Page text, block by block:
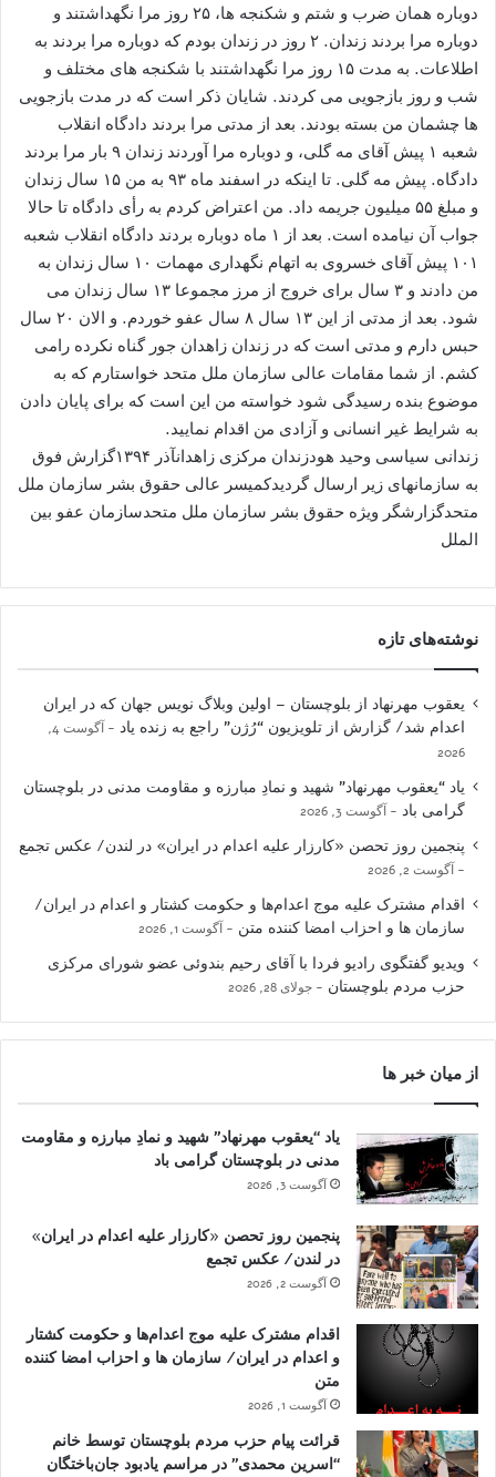
دوباره همان ضرب و شتم و شکنجه ها، ۲۵ روز مرا نگهداشتند و
دوباره مرا بردند زندان. ۲ روز در زندان بودم که دوباره مرا بردند به
اطلاعات. به مدت ۱۵ روز مرا نگهداشتند با شکنجه های مختلف و
شب و روز بازجویی می کردند. شایان ذکر است که در مدت بازجویی
ها چشمان من بسته بودند. بعد از مدتی مرا بردند دادگاه انقلاب
شعبه ۱ پیش آقای مه گلی، و دوباره مرا آوردند زندان ۹ بار مرا بردند
دادگاه. پیش مه گلی. تا اینکه در اسفند ماه ۹۳ به من ۱۵ سال زندان
و مبلغ ۵۵ میلیون جریمه داد. من اعتراض کردم به رأی دادگاه تا حالا
جواب آن نیامده است. بعد از ۱ ماه دوباره بردند دادگاه انقلاب شعبه
۱۰۱ پیش آقای خسروی به اتهام نگهداری مهمات ۱۰ سال زندان به
من دادند و ۳ سال برای خروج از مرز مجموعا ۱۳ سال زندان می
شود. بعد از مدتی از این ۱۳ سال ۸ سال عفو خوردم. و الان ۲۰ سال
حبس دارم و مدتی است که در زندان زاهدان جور گناه نکرده رامی
کشم. از شما مقامات عالی سازمان ملل متحد خواستارم که به
موضوع بنده رسیدگی شود خواسته من این است که برای پایان دادن
به شرایط غیر انسانی و آزادی من اقدام نمایید.
زندانی سیاسی وحید هودزندان مرکزی زاهدانآذر ۱۳۹۴گزارش فوق
به سازمانهای زیر ارسال گردیدکمیسر عالی حقوق بشر سازمان ملل
متحدگزارشگر ویژه حقوق بشر سازمان ملل متحدسازمان عفو بین
الملل
نوشته‌های تازه
یعقوب مهرنهاد از بلوچستان – اولین وبلاگ نویس جهان که در ایران
اعدام شد/ گزارش از تلویزیون “رُژن” راجع به زنده یاد
آگوست 4,
2026
یاد “یعقوب مهرنهاد” شهید و نمادِ مبارزه و مقاومت مدنی در بلوچستان
گرامی باد
آگوست 3, 2026
پنجمین روز تحصن «کارزار علیه اعدام در ایران» در لندن/ عکس تجمع
آگوست 2, 2026
اقدام مشترک علیه موج اعدام‌ها و حکومت کشتار و اعدام در ایران/
سازمان ها و احزاب امضا کننده متن
آگوست 1, 2026
ویدیو گفتگوی رادیو فردا با آقای رحیم بندوئی عضو شورای مرکزی
حزب مردم بلوچستان
جولای 28, 2026
از میان خبر ها
یاد “یعقوب مهرنهاد” شهید و نمادِ مبارزه و مقاومت
مدنی در بلوچستان گرامی باد
آگوست 3, 2026
پنجمین روز تحصن «کارزار علیه اعدام در ایران»
در لندن/ عکس تجمع
آگوست 2, 2026
اقدام مشترک علیه موج اعدام‌ها و حکومت کشتار
و اعدام در ایران/ سازمان ها و احزاب امضا کننده
متن
آگوست 1, 2026
قرائت پیام حزب مردم بلوچستان توسط خانم
“اسرین محمدی” در مراسم یادبود جان‌باختگان